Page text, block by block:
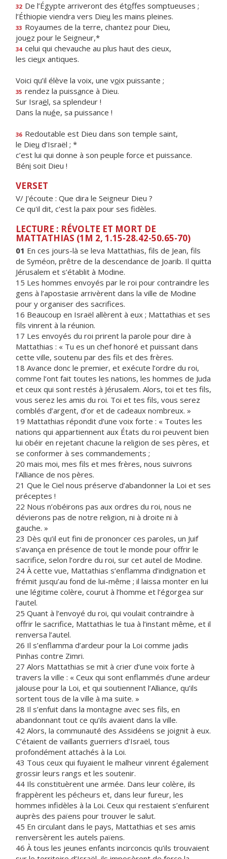
32 De l’Égypte arriveront des étoffes somptueuses ;
l’Éthiopie viendra vers Dieu les mains pleines.
33 Royaumes de la terre, chantez pour Dieu,
jouez pour le Seigneur,*
34 celui qui chevauche au plus haut des cieux,
les cieux antiques.
Voici qu’il élève la voix, une voix puissante ;
35 rendez la puissance à Dieu.
Sur Israël, sa splendeur !
Dans la nuée, sa puissance !
36 Redoutable est Dieu dans son temple saint,
le Dieu d’Israël ; *
c’est lui qui donne à son peuple force et puissance.
Béni soit Dieu !
VERSET
V/ J'écoute : Que dira le Seigneur Dieu ?
Ce qu'il dit, c'est la paix pour ses fidèles.
LECTURE : RÉVOLTE ET MORT DE
MATTATHIAS (1M 2, 1.15-28.42-50.65-70)
01 En ces jours-là se leva Mattathias, fils de Jean, fils
de Syméon, prêtre de la descendance de Joarib. Il quitta
Jérusalem et s’établit à Modine.
15 Les hommes envoyés par le roi pour contraindre les
gens à l’apostasie arrivèrent dans la ville de Modine
pour y organiser des sacrifices.
16 Beaucoup en Israël allèrent à eux ; Mattathias et ses
fils vinrent à la réunion.
17 Les envoyés du roi prirent la parole pour dire à
Mattathias : « Tu es un chef honoré et puissant dans
cette ville, soutenu par des fils et des frères.
18 Avance donc le premier, et exécute l’ordre du roi,
comme l’ont fait toutes les nations, les hommes de Juda
et ceux qui sont restés à Jérusalem. Alors, toi et tes fils,
vous serez les amis du roi. Toi et tes fils, vous serez
comblés d’argent, d’or et de cadeaux nombreux. »
19 Mattathias répondit d’une voix forte : « Toutes les
nations qui appartiennent aux États du roi peuvent bien
lui obéir en rejetant chacune la religion de ses pères, et
se conformer à ses commandements ;
20 mais moi, mes fils et mes frères, nous suivrons
l’Alliance de nos pères.
21 Que le Ciel nous préserve d’abandonner la Loi et ses
préceptes !
22 Nous n’obéirons pas aux ordres du roi, nous ne
dévierons pas de notre religion, ni à droite ni à
gauche. »
23 Dès qu’il eut fini de prononcer ces paroles, un Juif
s’avança en présence de tout le monde pour offrir le
sacrifice, selon l’ordre du roi, sur cet autel de Modine.
24 À cette vue, Mattathias s’enflamma d’indignation et
frémit jusqu’au fond de lui-même ; il laissa monter en lui
une légitime colère, courut à l’homme et l’égorgea sur
l’autel.
25 Quant à l’envoyé du roi, qui voulait contraindre à
offrir le sacrifice, Mattathias le tua à l’instant même, et il
renversa l’autel.
26 Il s’enflamma d’ardeur pour la Loi comme jadis
Pinhas contre Zimri.
27 Alors Mattathias se mit à crier d’une voix forte à
travers la ville : « Ceux qui sont enflammés d’une ardeur
jalouse pour la Loi, et qui soutiennent l’Alliance, qu’ils
sortent tous de la ville à ma suite. »
28 Il s’enfuit dans la montagne avec ses fils, en
abandonnant tout ce qu’ils avaient dans la ville.
42 Alors, la communauté des Assidéens se joignit à eux.
C’étaient de vaillants guerriers d’Israël, tous
profondément attachés à la Loi.
43 Tous ceux qui fuyaient le malheur vinrent également
grossir leurs rangs et les soutenir.
44 Ils constituèrent une armée. Dans leur colère, ils
frappèrent les pécheurs et, dans leur fureur, les
hommes infidèles à la Loi. Ceux qui restaient s’enfuirent
auprès des païens pour trouver le salut.
45 En circulant dans le pays, Mattathias et ses amis
renversèrent les autels païens.
46 À tous les jeunes enfants incirconcis qu’ils trouvaient